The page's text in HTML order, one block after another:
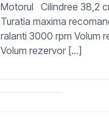
baza a
evaluări de la
Motorul Cilindree 38,2
Turatia maxima
ralanti 3000 rpm Volum
Volum rezervor[…]